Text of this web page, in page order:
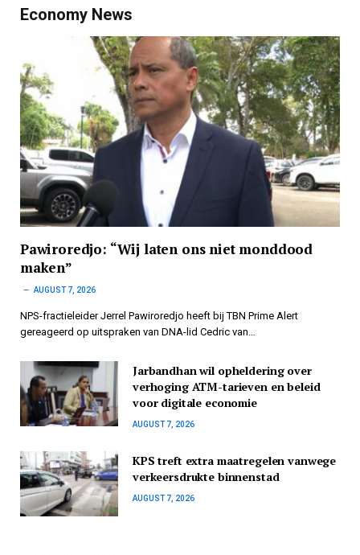
Economy News
Pawiroredjo: “Wij laten ons niet monddood
maken”
AUGUST 7, 2026
NPS-fractieleider Jerrel Pawiroredjo heeft bij TBN Prime Alert
gereageerd op uitspraken van DNA-lid Cedric van…
Jarbandhan wil opheldering over
verhoging ATM-tarieven en beleid
voor digitale economie
AUGUST 7, 2026
KPS treft extra maatregelen vanwege
verkeersdrukte binnenstad
AUGUST 7, 2026